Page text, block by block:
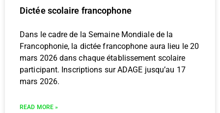
Dictée scolaire francophone
Dans le cadre de la Semaine Mondiale de la
Francophonie, la dictée francophone aura lieu le 20
mars 2026 dans chaque établissement scolaire
participant. Inscriptions sur ADAGE jusqu’au 17
mars 2026.
READ MORE »